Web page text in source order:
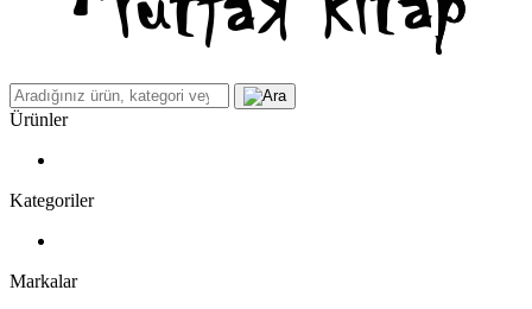
Ürünler
Kategoriler
Markalar